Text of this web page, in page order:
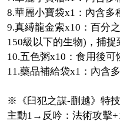
8.華麗小寶袋x1：內含多
9.真縛龍金索x10：百分
150級以下的生物)，捕
10.五色粥x10：食用後可
11.藥品補給袋x1：內含
※《臼犯之謀-蒯越》特
主動1→反吟：法術攻擊